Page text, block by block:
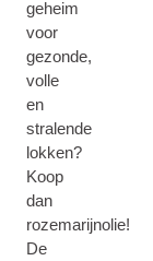
geheim
voor
gezonde,
volle
en
stralende
lokken?
Koop
dan
rozemarijnolie!
De